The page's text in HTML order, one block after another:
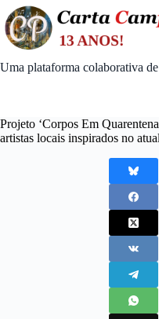
Skip
to
content
Uma plataforma colaborativa
Projeto ‘Corpos Em
artistas locais inspirados no